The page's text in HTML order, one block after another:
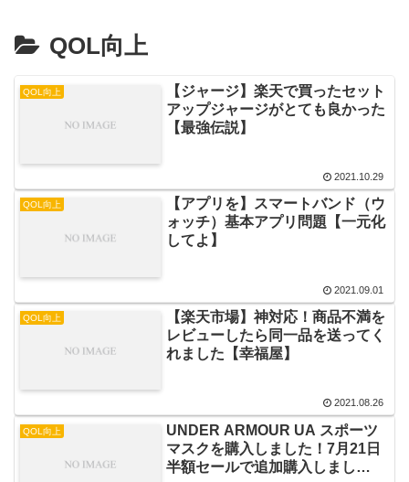
QOL向上
QOL向上
【ジャージ】楽天で買ったセット
アップジャージがとても良かった
【最強伝説】
2021.10.29
QOL向上
【アプリを】スマートバンド（ウ
ォッチ）基本アプリ問題【一元化
してよ】
2021.09.01
QOL向上
【楽天市場】神対応！商品不満を
レビューしたら同一品を送ってく
れました【幸福屋】
2021.08.26
QOL向上
UNDER ARMOUR UA スポーツ
マスクを購入しました！7月21日
半額セールで追加購入しまし